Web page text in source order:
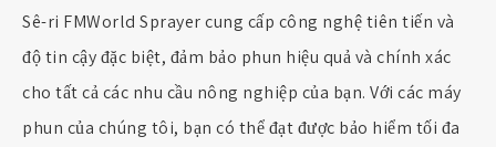
Sê-ri FMWorld Sprayer cung cấp công nghệ tiên tiến và
độ tin cậy đặc biệt, đảm bảo phun hiệu quả và chính xác
cho tất cả các nhu cầu nông nghiệp của bạn. Với các máy
phun của chúng tôi, bạn có thể đạt được bảo hiểm tối đa